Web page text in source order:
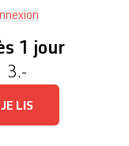
1 jour
3.-
JE LIS